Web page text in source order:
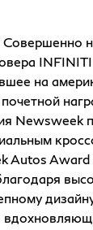
на
почетной
Newsweek
Autos Award